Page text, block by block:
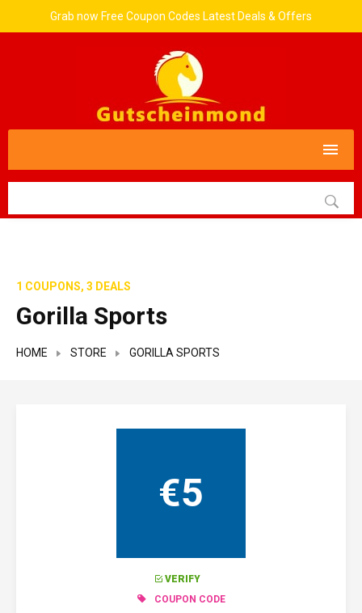
Grab now Free Coupon Codes Latest Deals & Offers
1 COUPONS, 3 DEALS
Gorilla Sports
HOME STORE GORILLA SPORTS
€5
VERIFY
COUPON CODE